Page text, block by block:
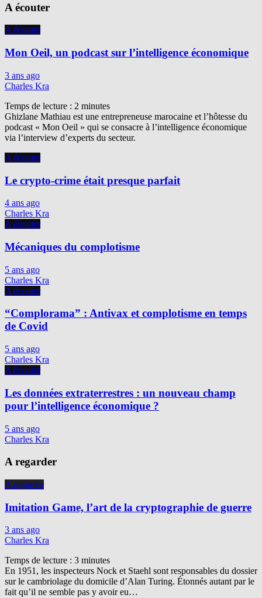
A écouter
A écouter
Mon Oeil, un podcast sur l’intelligence économique
3 ans ago
Charles Kra
Temps de lecture : 2 minutes
Ghizlane Mathiau est une entrepreneuse marocaine et l’hôtesse du
podcast « Mon Oeil » qui se consacre à l’intelligence économique
via l’interview d’experts du secteur.
A écouter
Le crypto-crime était presque parfait
4 ans ago
Charles Kra
A écouter
Mécaniques du complotisme
5 ans ago
Charles Kra
A écouter
“Complorama” : Antivax et complotisme en temps
de Covid
5 ans ago
Charles Kra
A écouter
Les données extraterrestres : un nouveau champ
pour l’intelligence économique ?
5 ans ago
Charles Kra
A regarder
A regarder
Imitation Game, l’art de la cryptographie de guerre
3 ans ago
Charles Kra
Temps de lecture : 3 minutes
En 1951, les inspecteurs Nock et Staehl sont responsables du dossier
sur le cambriolage du domicile d’Alan Turing. Étonnés autant par le
fait qu’il ne semble pas y avoir eu…